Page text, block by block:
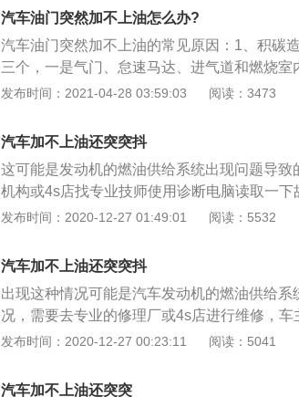
缸都有一个单独的喷油嘴。如果汽车出现加速
汽油泵出现问题导致的。出现这个故障后，
码，这样可以确定到底是哪个部分出现了问题
积碳，那么这样就会导致燃油雾化不彻底。喷
这样会导致燃油滴入汽缸内，这就会导致上述
车友在平时用车时，不要加质量太差的汽油，
以买一些清除积碳的添加剂，这样会减少积碳
汽车油门突然加不上油怎么办?
汽车油门突然加不上油的常见原因：1、积碳
三个，一是气门、怠速马达、进气道和燃烧
以在汽车怠速的时候就会出现熄火的现象；2
感觉；3、油品质量较差会导致汽车加速无力
导致供油不畅，从而导致加速无力，还会影
如果三元催化器存有堵塞时，也将直接影响
加，从而出现加速无力的现象。
发布时间：2021-04-28 03:59:03 阅读：3473
汽车加不上油还突突抖
这可能是发动机的燃油供给系统出现问题导
机构或4s店找专业技师使用诊断电脑读取一
位和故障原因。读取故障码对修复故障来说是
动机有三种燃油喷射方式，分别是多点电喷，
动机的喷油嘴是安装在进气歧管内的，这种
混合的。缸内直喷发动机的喷油嘴是安装在
气是在燃烧室内混合的。混合喷射就是既有多
可以在不同工况下选择不同的燃油喷射方式，
发动机的燃油雾化效果更好，并且与空气的混
发布时间：2020-12-27 01:49:01 阅读：5532
汽车加不上油还突突抖
出现这种情况可能是汽车发动机的燃油供给
况，需要去专业的修理厂或4s店进行维修，车
在修车时，一定要读取故障码，这样可以帮助
无法正常运行的。汽车的发动机在工作时，燃
发布时间：2020-12-27 00:23:11 阅读：5041
汽车加不上油还突突